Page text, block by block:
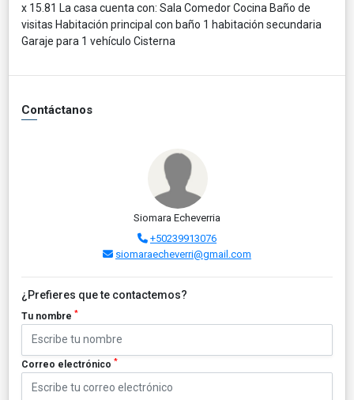
x 15.81 La casa cuenta con: Sala Comedor Cocina Baño de
visitas Habitación principal con baño 1 habitación secundaria
Garaje para 1 vehículo Cisterna
Contáctanos
Siomara Echeverria
+50239913076
siomaraecheverri@gmail.com
¿Prefieres que te contactemos?
Tu nombre *
Correo electrónico *